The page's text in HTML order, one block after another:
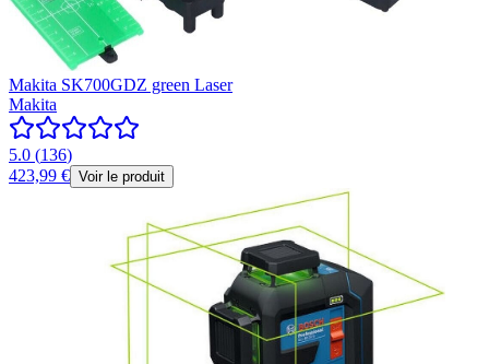
Makita SK700GDZ green Laser
Makita
5.0 (136)
423,99 € Voir le produit